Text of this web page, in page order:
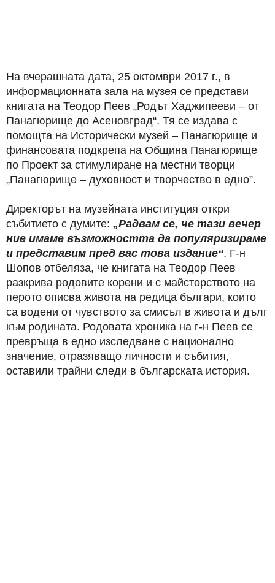
На вчерашната дата, 25 октомври 2017 г., в
информационната зала на музея се представи
книгата на Теодор Пеев „Родът Хаджипееви – от
Панагюрище до Асеновград“. Тя се издава с
помощта на Исторически музей – Панагюрище и
финансовата подкрепа на Община Панагюрище
по Проект за стимулиране на местни творци
„Панагюрище – духовност и творчество в едно”.
Директорът на музейната институция откри
събитието с думите: „Радвам се, че тази вечер
ние имаме възможността да популяризираме
и представим пред вас това издание“. Г-н
Шопов отбеляза, че книгата на Теодор Пеев
разкрива родовите корени и с майсторството на
перото описва живота на редица българи, които
са водени от чувството за смисъл в живота и дълг
към родината. Родовата хроника на г-н Пеев се
превръща в едно изследване с национално
значение, отразяващо личности и събития,
оставили трайни следи в българската история.